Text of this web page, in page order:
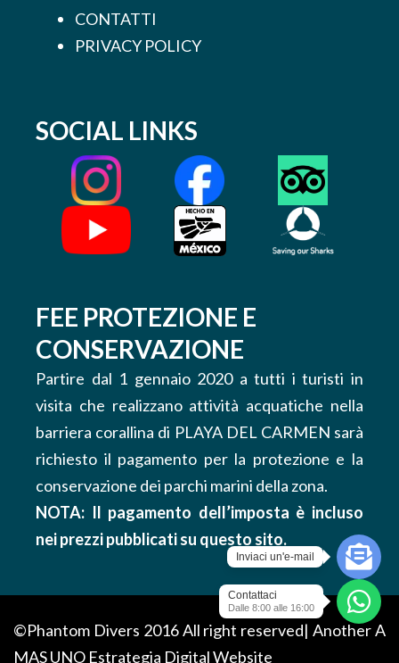
CONTATTI
PRIVACY POLICY
SOCIAL LINKS
Inviaci un'e-mail
Contattaci
Dalle 8:00 alle 16:00
FEE PROTEZIONE E
CONSERVAZIONE
Partire dal 1 gennaio 2020 a tutti i turisti in
visita che realizzano attività acquatiche nella
barriera corallina di PLAYA DEL CARMEN sarà
richiesto il pagamento per la protezione e la
conservazione dei parchi marini della zona.
NOTA: Il pagamento dell’imposta è incluso
nei prezzi pubblicati su questo sito.
©Phantom Divers 2016 All right reserved| AnotherA
MAS UNO Estrategia Digital Website